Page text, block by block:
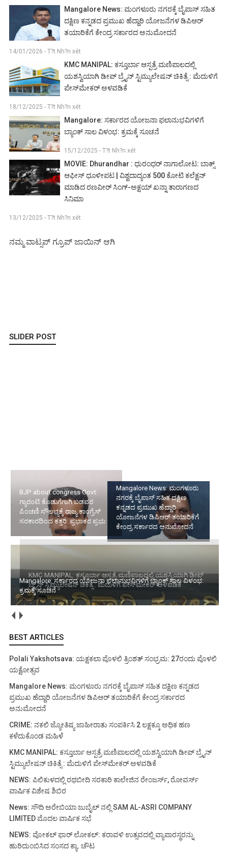
Mangalore News: ಮಂಗಳೂರು ನಗರಕ್ಕೆ ಬೈಪಾಸ್‌ ಸಹಿತ
ದಕ್ಷಿಣ ಕನ್ನಡದ ಪ್ರಮುಖ ಹೆದ್ದಾರಿ ಯೋಜನೆಗಳ ಡಿಪಿಆರ್
ತಯಾರಿಕೆಗೆ ಕೇಂದ್ರ ಸರ್ಕಾರದ ಅನುಮೋದನೆ
14/01/2026 - T?t Nh?n xét
KMC MANIPAL: ಕಸ್ತೂರ್ಬಾ ಆಸ್ಪತ್ರೆ ಮಣಿಪಾಲದಲ್ಲಿ
ಯಶಸ್ವಿಯಾಗಿ ಡೀಪ್ ಬ್ರೈನ್ ಸ್ಟಿಮ್ಯುಲೇಷನ್ ಚಿಕಿತ್ಸೆ : ಮೆದುಳಿಗೆ
ಪೇಸ್‌ಮೇಕರ್ ಅಳವಡಿಕೆ
18/12/2025 - T?t Nh?n xét
Mangalore: ಸರ್ಕಾರದ ಯೋಜನಾ ಫಲಾನುಭವಿಗಳಿಗೆ
ಬ್ಯಾಂಕ್ ಸಾಲ ವಿಳಂಭ: ಕ್ರಮಕ್ಕೆ ಸೂಚನೆ
15/12/2025 - T?t Nh?n xét
MOVIE: Dhurandhar : ಧುರಂಧರ್ ನಾಗಾಲೋಟ: ಬಾಕ್ಸ್
ಆಫೀಸ್ ಧೂಳೀಪಟ | ವಿಶ್ವದಾದ್ಯಂತ 500 ಕೋಟಿ ಕಲೆಕ್ಷನ್
ಮಾಡಿದ ರಣವೀರ್ ಸಿಂಗ್-ಅಕ್ಷಯ್ ಖನ್ನಾ ತಾರಾಗಣದ
ಸಿನಿಮಾ
13/12/2025 - T?t Nh?n xét
ನಮ್ಮ ವಾಟ್ಸಪ್ ಗ್ರೂಪ್ ಜಾಯಿನ್ ಆಗಿ
SLIDER POST
Mangalore News: ಮಂಗಳೂರು
ನಗರಕ್ಕೆ ಬೈಪಾಸ್‌ ಸಹಿತ ದಕ್ಷಿಣ
ಕನ್ನಡದ ಪ್ರಮುಖ ಹೆದ್ದಾರಿ
ಯೋಜನೆಗಳ ಡಿಪಿಆರ್ ತಯಾರಿಕೆಗೆ
ಕೇಂದ್ರ ಸರ್ಕಾರದ ಅನುಮೋದನೆ
KMC MANIPAL: ಕಸ್ತೂರ್ಬಾ
ಆಸ್ಪತ್ರೆ ಮಣಿಪಾಲದಲ್ಲಿ
ಯಶಸ್ವಿಯಾಗಿ ಡೀಪ್ ಬ್ರೈನ್
ಸ್ಟಿಮ್ಯುಲೇಷನ್ ಚಿಕಿತ್ಸೆ : ಮೆದುಳಿಗೆ
ಪೇಸ್‌ಮೇಕರ್ ಅಳವಡಿಕೆ
Mangalore: ಸರ್ಕಾರದ ಯೋಜನಾ ಫಲಾನುಭವಿಗಳಿಗೆ ಬ್ಯಾಂಕ್ ಸಾಲ ವಿಳಂಭ:
ಕ್ರಮಕ್ಕೆ ಸೂಚನೆ
BEST ARTICLES
Polali Yakshotsava: ಯಕ್ಷಕಲಾ ಪೊಳಲಿ ತ್ರಿಂಶತ್ ಸಂಭ್ರಮ: 27ರಂದು ಪೊಳಲಿ
ಯಕ್ಷೋತ್ಸವ
Mangalore News: ಮಂಗಳೂರು ನಗರಕ್ಕೆ ಬೈಪಾಸ್‌ ಸಹಿತ ದಕ್ಷಿಣ ಕನ್ನಡದ
ಪ್ರಮುಖ ಹೆದ್ದಾರಿ ಯೋಜನೆಗಳ ಡಿಪಿಆರ್ ತಯಾರಿಕೆಗೆ ಕೇಂದ್ರ ಸರ್ಕಾರದ
ಅನುಮೋದನೆ
CRIME: ನಕಲಿ ಜ್ಯೋತಿಷ್ಯ ಜಾಹೀರಾತು ಸಂಪರ್ಕಿಸಿ 2 ಲಕ್ಷಕ್ಕೂ ಅಧಿಕ ಹಣ
ಕಳೆದುಕೊಂಡ ಮಹಿಳೆ
KMC MANIPAL: ಕಸ್ತೂರ್ಬಾ ಆಸ್ಪತ್ರೆ ಮಣಿಪಾಲದಲ್ಲಿ ಯಶಸ್ವಿಯಾಗಿ ಡೀಪ್ ಬ್ರೈನ್
ಸ್ಟಿಮ್ಯುಲೇಷನ್ ಚಿಕಿತ್ಸೆ : ಮೆದುಳಿಗೆ ಪೇಸ್‌ಮೇಕರ್ ಅಳವಡಿಕೆ
NEWS: ಪಿಲಿಕುಳದಲ್ಲಿ ರಥಬೀದಿ ಸರಕಾರಿ ಕಾಲೇಜಿನ ರೇಂಜರ್ಸ್, ರೋವರ್ಸ್
ವಾರ್ಷಿಕ ವಿಶೇಷ ಶಿಬಿರ
News: ಸೌದಿ ಅರೇಬಿಯಾ ಜುಬೈಲ್ ನಲ್ಲಿ SAM AL-ASRI COMPANY
LIMITED ಮೊದಲ ವಾರ್ಷಿಕ ಸಭೆ
NEWS: ವೋಕಲ್ ಫಾರ್ ಲೋಕಲ್: ಕರಾವಳಿ ಉತ್ಸವದಲ್ಲಿ ವ್ಯಾಪಾರಸ್ಥರನ್ನು
ಹುರಿದುಂಬಿಸಿದ ಸಂಸದ ಕ್ಯಾ. ಚೌಟ